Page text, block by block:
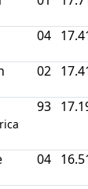
04
02
93
04